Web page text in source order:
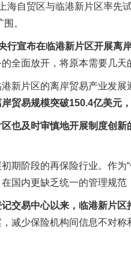
海自贸区与临港新片区率先
。
行宣布在临港新片区开展离
全面放开，将原本需要几
新片区的离岸贸易产业发展
贸易规模突破150.4亿美元
也及时审慎地开展制度创
期阶段的再保险行业。作
国内更缺乏统一的管理规范
交易中心以来，临港新片
减少保险机构间信息不对